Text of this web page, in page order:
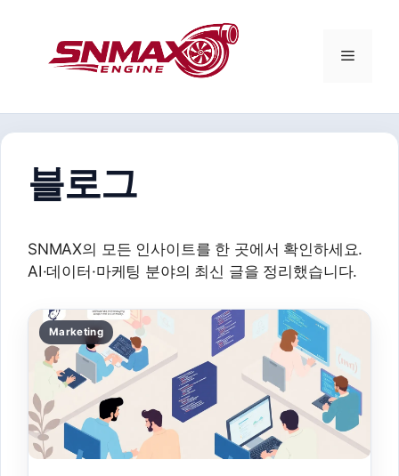
뛰
메
블로그
SNMAX의 모든 인사이트를 한 곳에서 확인하세요.
AI·데이터·마케팅 분야의 최신 글을 정리했습니다.
Marketing